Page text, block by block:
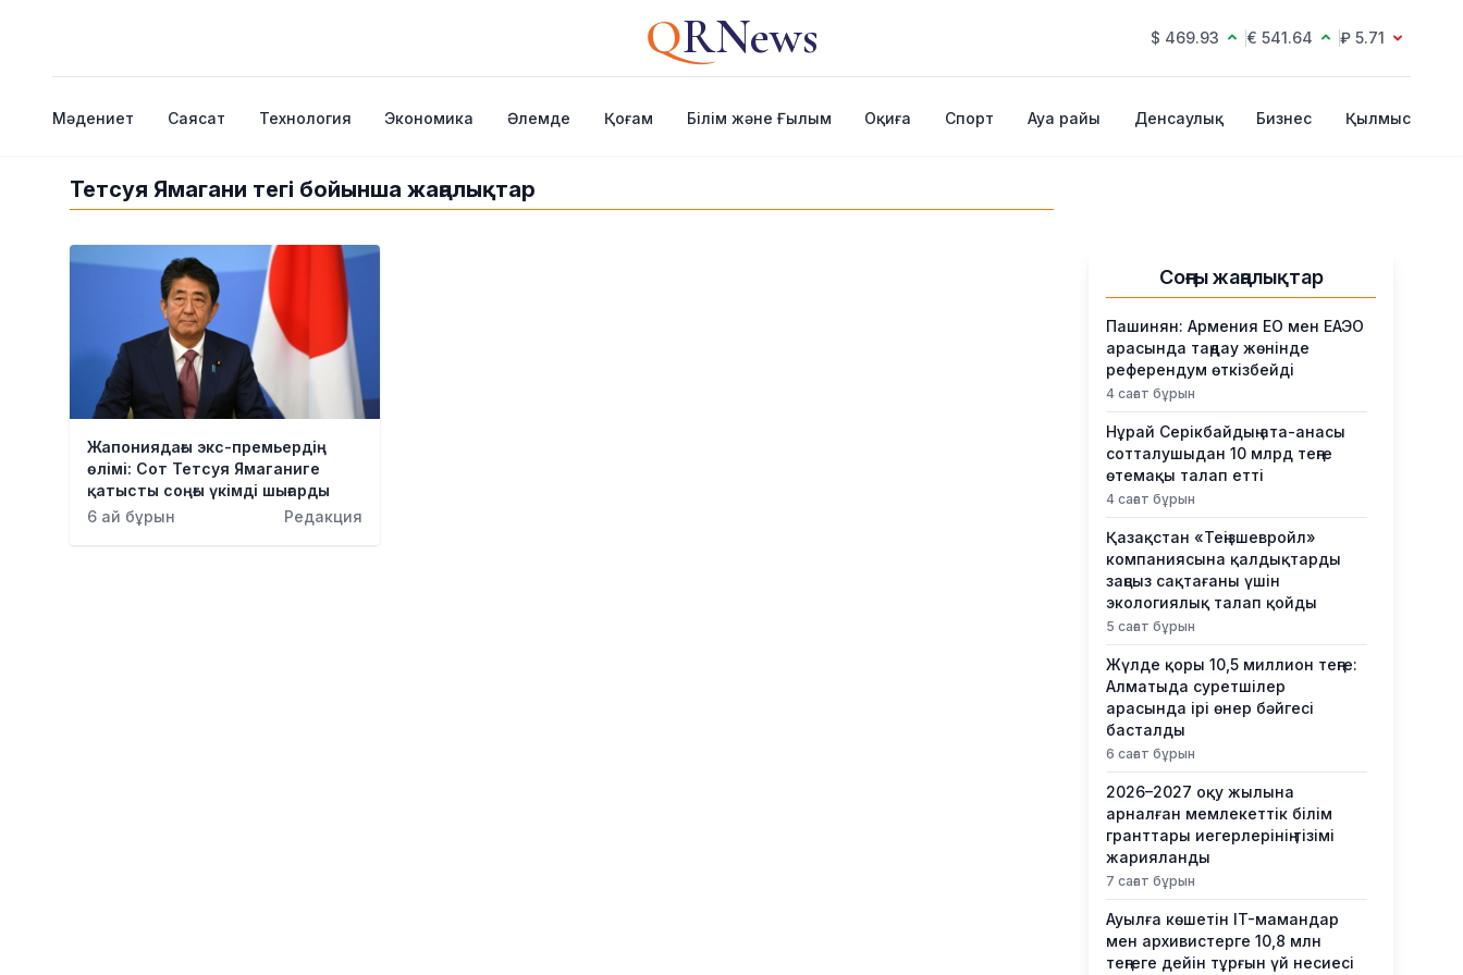
QRNews $ 469.93 € 541.64 ₽ 5.71
Мәдениет Саясат Технология Экономика Әлемде Қоғам Білім және Ғылым Оқиға Спорт Ауа райы Денсаулық Бизнес Қылмыс
Тетсуя Ямагани тегі бойынша жаңалықтар
Жапониядағы экс-премьердің
өлімі: Сот Тетсуя Ямаганиге
қатысты соңғы үкімді шығарды
6 ай бұрын
Редакция
Соңғы жаңалықтар
Пашинян: Армения ЕО мен ЕАЭО
арасында таңдау жөнінде
референдум өткізбейді
4 сағат бұрын
Нұрай Серікбайдың ата-анасы
сотталушыдан 10 млрд теңге
өтемақы талап етті
4 сағат бұрын
Қазақстан «Теңізшевройл»
компаниясына қалдықтарды
заңсыз сақтағаны үшін
экологиялық талап қойды
5 сағат бұрын
Жүлде қоры 10,5 миллион теңге:
Алматыда суретшілер
арасында ірі өнер бәйгесі
басталды
6 сағат бұрын
2026–2027 оқу жылына
арналған мемлекеттік білім
гранттары иегерлерінің тізімі
жарияланды
7 сағат бұрын
Ауылға көшетін IT-мамандар
мен архивистерге 10,8 млн
теңгеге дейін тұрғын үй несиесі